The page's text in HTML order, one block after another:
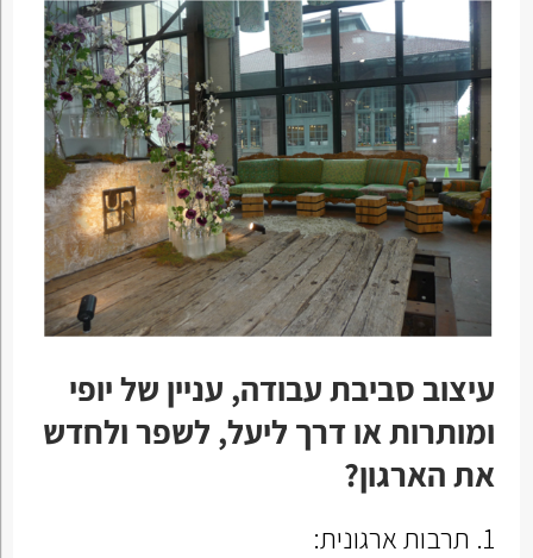
עיצוב סביבת עבודה, עניין של יופי
ומותרות או דרך ליעל, לשפר ולחדש
את הארגון?
1. תרבות ארגונית: